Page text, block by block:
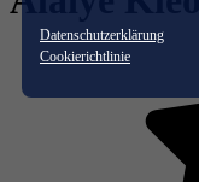
Datenschutzerklärung
Cookierichtlinie